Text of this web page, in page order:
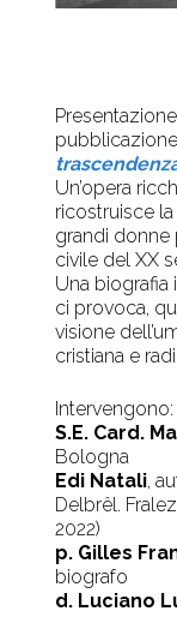
pubblicazione
Un’opera
ricostruisce
grandi donne
civile del XX
Una biografia
ci provoca,
visione
cristiana e
Intervengono:
S.E. Card.
Bologna
Edi Natali,
Delbrêl.
2022)
p. Gilles
biografo
d. Luciano